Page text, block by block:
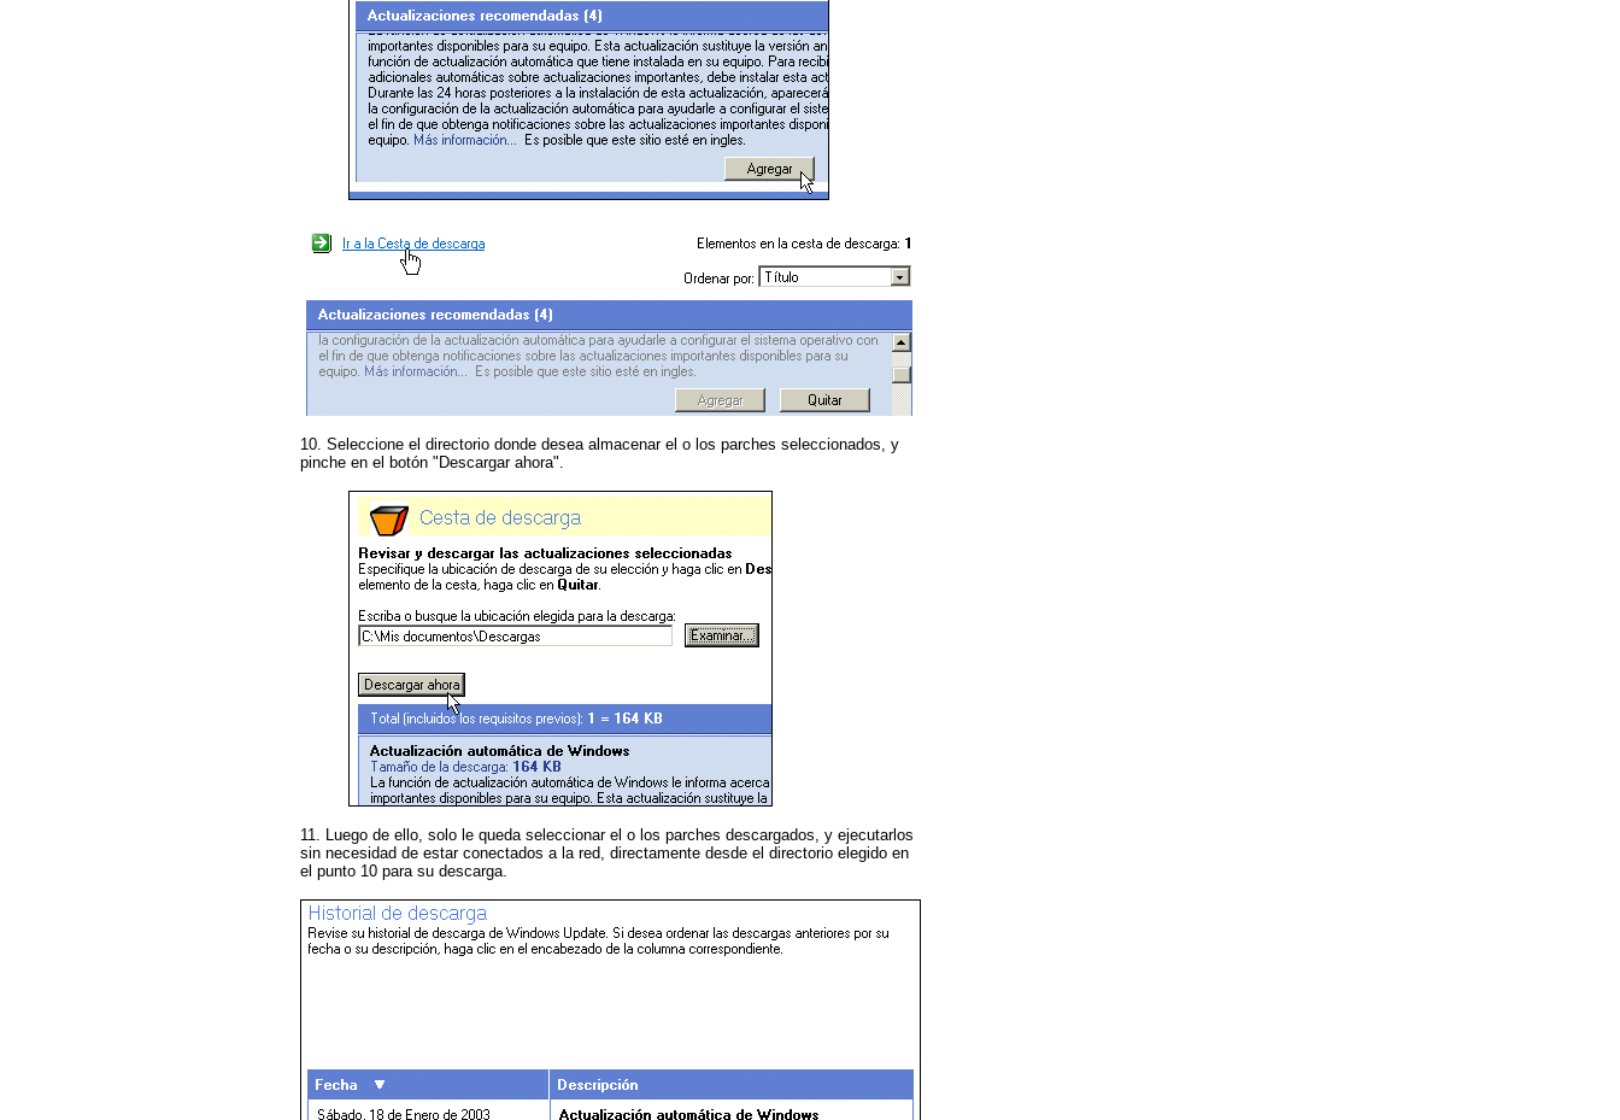
10. Seleccione el directorio donde desea almacenar el o los parches seleccionados, y
pinche en el botón "Descargar ahora".
11. Luego de ello, solo le queda seleccionar el o los parches descargados, y ejecutarlos
sin necesidad de estar conectados a la red, directamente desde el directorio elegido en
el punto 10 para su descarga.